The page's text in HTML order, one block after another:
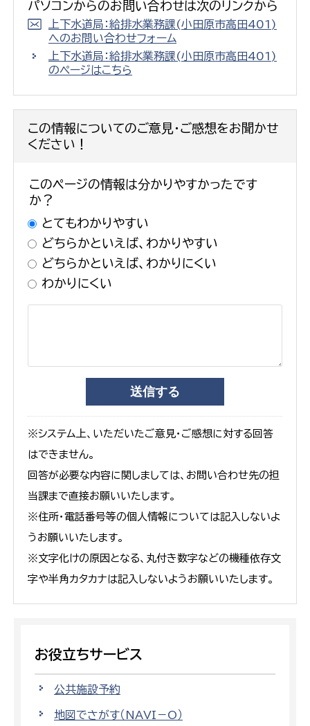
パソコンからのお問い合わせは次のリンクから
上下水道局：給排水業務課(小田原市高田401)
へのお問い合わせフォーム
上下水道局：給排水業務課(小田原市高田401)
のページはこちら
この情報についてのご意見・ご感想をお聞かせ
ください！
このページの情報は分かりやすかったです
か？
とてもわかりやすい
どちらかといえば、わかりやすい
どちらかといえば、わかりにくい
わかりにくい
※システム上、いただいたご意見・ご感想に対する回答
はできません。
回答が必要な内容に関しましては、お問い合わせ先の担
当課まで直接お願いいたします。
※住所・電話番号等の個人情報については記入しないよ
うお願いいたします。
※文字化けの原因となる、丸付き数字などの機種依存文
字や半角カタカナは記入しないようお願いいたします。
お役立ちサービス
公共施設予約
地図でさがす（NAVI－O）